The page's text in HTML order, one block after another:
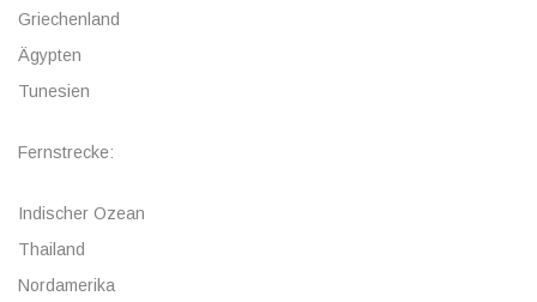
Griechenland
Ägypten
Tunesien
Fernstrecke:
Indischer Ozean
Thailand
Nordamerika